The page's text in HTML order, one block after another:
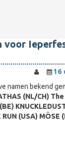
voor
16
namen bekend
(NL/CH)
(USA) MÖSE